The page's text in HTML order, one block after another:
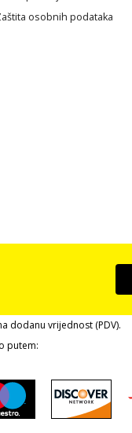
osobnih podataka
dodanu vrijednost (PDV).
putem: